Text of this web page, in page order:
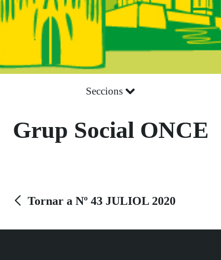
Seccions
Grup Social ONCE
Tornar a Nº 43 JULIOL 2020